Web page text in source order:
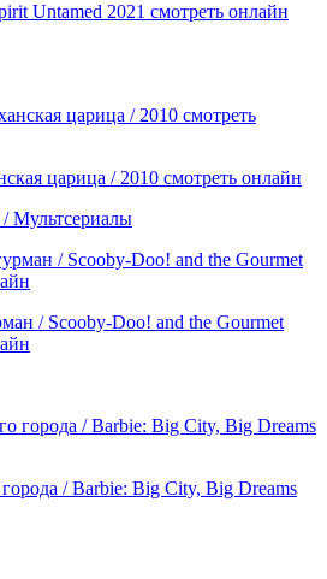
Untamed 2021 смотреть онлайн
царица / 2010 смотреть онлайн
Мультсериалы
/ Scooby-Doo! and the Gourmet
/ Barbie: Big City, Big Dreams